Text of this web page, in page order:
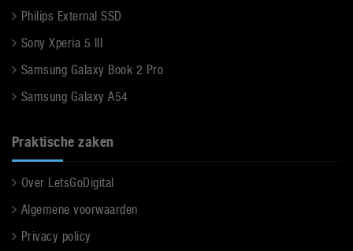
Philips External SSD
Sony Xperia 5 III
Samsung Galaxy Book 2 Pro
Samsung Galaxy A54
Praktische zaken
Over LetsGoDigital
Algemene voorwaarden
Privacy policy